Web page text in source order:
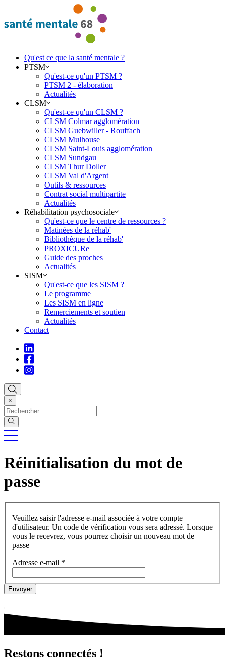
Qu'est ce que la santé mentale ?
PTSM
Qu'est-ce qu'un PTSM ?
PTSM 2 - élaboration
Actualités
CLSM
Qu'est-ce qu'un CLSM ?
CLSM Colmar agglomération
CLSM Guebwiller - Rouffach
CLSM Mulhouse
CLSM Saint-Louis agglomération
CLSM Sundgau
CLSM Thur Doller
CLSM Val d'Argent
Outils & ressources
Contrat social multipartite
Actualités
Réhabilitation psychosociale
Qu'est-ce que le centre de ressources ?
Matinées de la réhab'
Bibliothèque de la réhab'
PROXICURe
Guide des proches
Actualités
SISM
Qu'est-ce que les SISM ?
Le programme
Les SISM en ligne
Remerciements et soutien
Actualités
Contact
×
Réinitialisation du mot de
passe
Veuillez saisir l'adresse e-mail associée à votre compte
d'utilisateur. Un code de vérification vous sera adressé. Lorsque
vous le recevrez, vous pourrez choisir un nouveau mot de
passe
Adresse e-mail *
Envoyer
Restons connectés !